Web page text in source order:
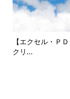
【エクセル・Ｐ
クリ...